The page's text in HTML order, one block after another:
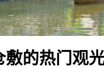
敷的热门观